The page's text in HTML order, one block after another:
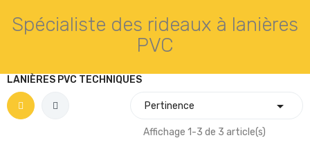
Spécialiste des rideaux à lanières
PVC
LANIÈRES PVC TECHNIQUES
Pertinence 
Affichage 1-3 de 3 article(s)